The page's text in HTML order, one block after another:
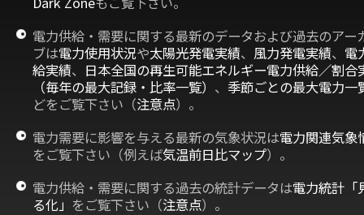
電力供給・需要に関する最新のデータおよび過去のアー
ブは電力使用状況や太陽光発電実績、 風力発電実績、 電
給実績、 日本全国の再生可能エネルギー電力供給／割合
（毎年の最大記録・比率一覧） 、 季節ごとの最大電力一
どをご覧下さい（注意点）。
電力需要に影響を与える最新の気象状況は電力関連気象
をご覧下さい（例えば気温前日比マップ）。
電力供給・需要に関する過去の統計データは電力統計「
る化」 をご覧下さい（注意点）。